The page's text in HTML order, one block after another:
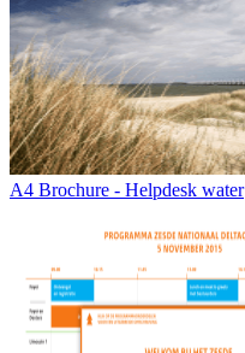
A4 Brochure - Helpdesk water